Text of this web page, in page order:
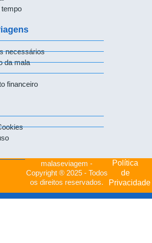
necessários
da mala
financeiro
malaseviagem -
Copyright ® 2025 - Todos
os direitos reservados.
Política
de
Privacidade